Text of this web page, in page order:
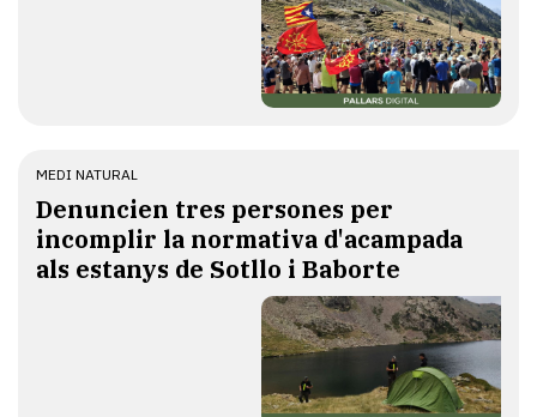
MEDI NATURAL
Denuncien tres persones per
incomplir la normativa d'acampada
als estanys de Sotllo i Baborte